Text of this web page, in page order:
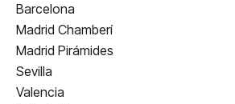
Barcelona
Madrid Chamberí
Madrid Pirámides
Sevilla
Valencia